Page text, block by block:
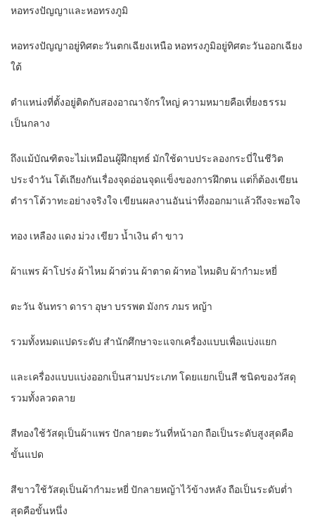
หอทรงปัญญาและหอทรงภูมิ
หอทรงปัญญาอยู่ทิศตะวันตกเฉียงเหนือ หอทรงภูมิอยู่ทิศตะวันออกเฉียง
ใต้
ตำแหน่งที่ตั้งอยู่ติดกับสองอาณาจักรใหญ่ ความหมายคือเที่ยงธรรม
เป็นกลาง
ถึงแม้บัณฑิตจะไม่เหมือนผู้ฝึกยุทธ์ มักใช้ดาบประลองกระบี่ในชีวิต
ประจำวัน โต้เถียงกันเรื่องจุดอ่อนจุดแข็งของการฝึกตน แต่ก็ต้องเขียน
ตำราโต้วาทะอย่างจริงใจ เขียนผลงานอันน่าทึ่งออกมาแล้วถึงจะพอใจ
ทอง เหลือง แดง ม่วง เขียว น้ำเงิน ดำ ขาว
ผ้าแพร ผ้าโปร่ง ผ้าไหม ผ้าต่วน ผ้าตาด ผ้าทอ ไหมดิบ ผ้ากำมะหยี่
ตะวัน จันทรา ดารา อุษา บรรพต มังกร ภมร หญ้า
รวมทั้งหมดแปดระดับ สำนักศึกษาจะแจกเครื่องแบบเพื่อแบ่งแยก
และเครื่องแบบแบ่งออกเป็นสามประเภท โดยแยกเป็นสี ชนิดของวัสดุ
รวมทั้งลวดลาย
สีทองใช้วัสดุเป็นผ้าแพร ปักลายตะวันที่หน้าอก ถือเป็นระดับสูงสุดคือ
ขั้นแปด
สีขาวใช้วัสดุเป็นผ้ากำมะหยี่ ปักลายหญ้าไว้ข้างหลัง ถือเป็นระดับต่ำ
สุดคือขั้นหนึ่ง